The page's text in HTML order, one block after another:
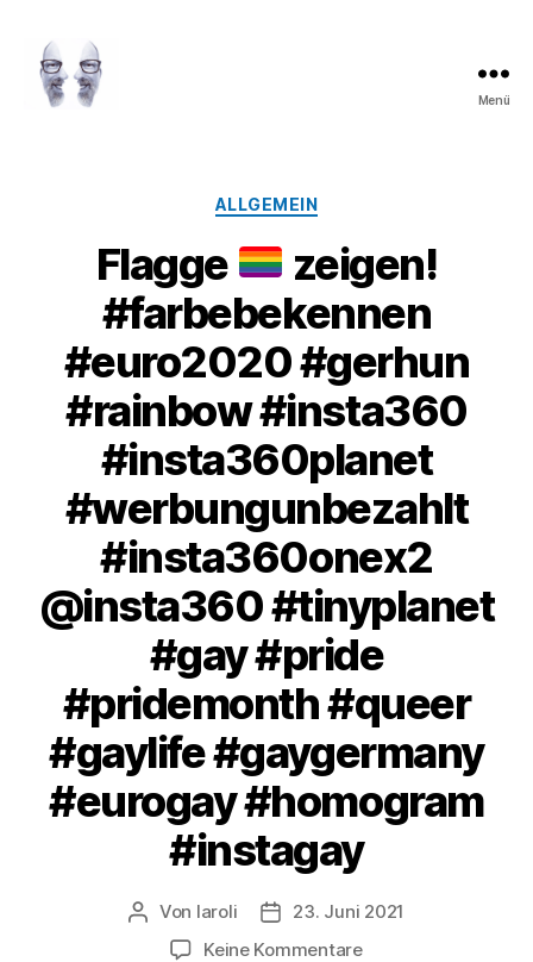
Menü
Kategorien
ALLGEMEIN
Flagge
zeigen!
#farbebekennen
#euro2020 #gerhun
#rainbow #insta360
#insta360planet
#werbungunbezahlt
#insta360onex2
@insta360 #tinyplanet
#gay #pride
#pridemonth #queer
#gaylife #gaygermany
#eurogay #homogram
#instagay
Beitragsautor
Von laroli Veröffentlichungsdatum
23. Juni 2021
Keine Kommentarezu